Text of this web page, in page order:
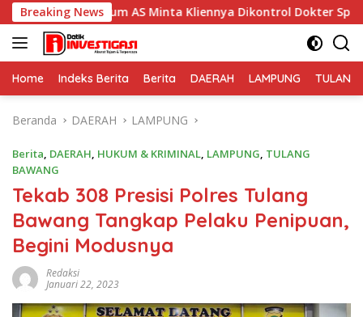
Langsung
ke
konten
Breaking News
AS Minta Kliennya Dikontrol Dokter Spesialis Kejiwaan
Home Indeks Berita Berita DAERAH LAMPUNG TULANG
Beranda DAERAH LAMPUNG
Berita, DAERAH, HUKUM & KRIMINAL, LAMPUNG, TULANG
BAWANG
Tekab 308 Presisi Polres Tulang
Bawang Tangkap Pelaku Penipuan,
Begini Modusnya
Redaksi
Januari 22, 2023